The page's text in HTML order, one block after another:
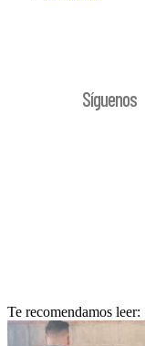
Síguenos
Te recomendamos leer: